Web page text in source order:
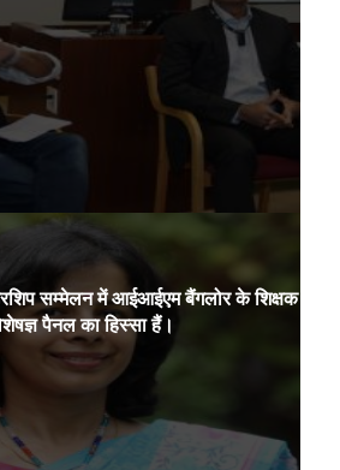
Read more
सम्मेलन में आईआईएम बैंगलोर के शिक्षक
पैनल का हिस्सा हैं।
24 जनवरी 2024:
Read more